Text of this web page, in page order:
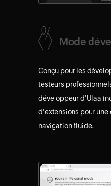
Mode
Conçu pour les
testeurs
développeur d'Ulaa
d'extensions pour une
navigation fluide.